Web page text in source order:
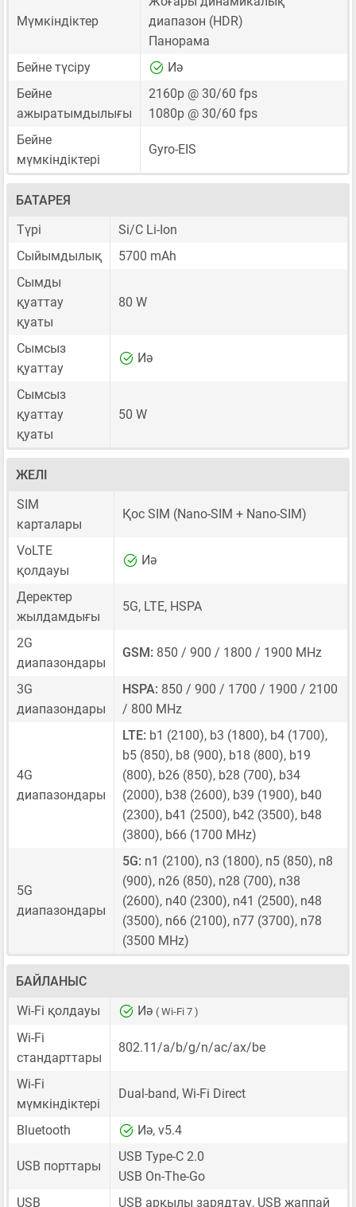
Мүмкіндіктер
диапазон (HDR)
Панорама
Бейне түсіру
Иә
Бейне
ажыратымдылығы
2160p @ 30/60 fps
1080p @ 30/60 fps
Бейне
мүмкіндіктері
Gyro-EIS
БАТАРЕЯ
Түрі
Si/C Li-Ion
Сыйымдылық
5700 mAh
Сымды
қуаттау
қуаты
80 W
Сымсыз
қуаттау
Иә
Сымсыз
қуаттау
қуаты
50 W
ЖЕЛІ
SIM
карталары
Қос SIM (Nano-SIM + Nano-SIM)
VoLTE
қолдауы
Иә
Деректер
жылдамдығы
5G, LTE, HSPA
2G
диапазондары
GSM: 850 / 900 / 1800 / 1900 MHz
3G
диапазондары
HSPA: 850 / 900 / 1700 / 1900 / 2100
/ 800 MHz
4G
диапазондары
LTE: b1 (2100), b3 (1800), b4 (1700),
b5 (850), b8 (900), b18 (800), b19
(800), b26 (850), b28 (700), b34
(2000), b38 (2600), b39 (1900), b40
(2300), b41 (2500), b42 (3500), b48
(3800), b66 (1700 MHz)
5G
диапазондары
5G: n1 (2100), n3 (1800), n5 (850), n8
(900), n26 (850), n28 (700), n38
(2600), n40 (2300), n41 (2500), n48
(3500), n66 (2100), n77 (3700), n78
(3500 MHz)
БАЙЛАНЫС
Wi-Fi қолдауы
Иә ( Wi-Fi 7 )
Wi-Fi
стандарттары
802.11/a/b/g/n/ac/ax/be
Wi-Fi
мүмкіндіктері
Dual-band, Wi-Fi Direct
Bluetooth Иә, v5.4
USB порттары
USB Type-C 2.0
USB On-The-Go
USB
USB арқылы зарядтау, USB жаппай